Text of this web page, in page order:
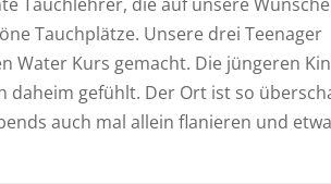
Tauchplätze. Unsere drei Teenager
Water Kurs gemacht. Die jüngeren
daheim gefühlt. Der Ort ist so
auch mal allein flanieren und